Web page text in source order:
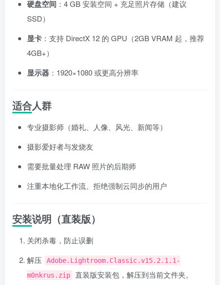
硬盘空间 ：4 GB 安装空间 + 充足照片存储（建议
SSD）
显卡 ：支持 DirectX 12 的 GPU（2GB VRAM 起，推荐
4GB+）
显示器 ：1920×1080 或更高分辨率
适合人群
专业摄影师（婚礼、人像、风光、新闻等）
摄影爱好者与发烧友
需要批量处理 RAW 照片的后期师
注重本地化工作流、拒绝强制云同步的用户
安装说明（直装版）
关闭杀毒，防止误删
解压
Adobe.Lightroom.Classic.v15.2.1.1-
m0nkrus.zip
直装版安装包，解压到当前文件夹。